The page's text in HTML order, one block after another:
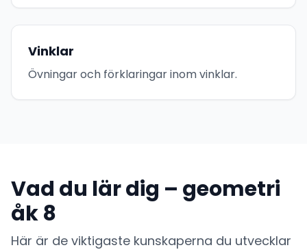
Vinklar
Övningar och förklaringar inom vinklar.
Vad du lär dig – geometri
åk 8
Här är de viktigaste kunskaperna du utvecklar